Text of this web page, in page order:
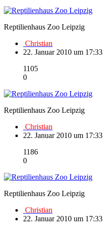
Reptilienhaus Zoo Leipzig
Christian
22. Januar 2010 um 17:33
1105
0
Reptilienhaus Zoo Leipzig
Christian
22. Januar 2010 um 17:33
1186
0
Reptilienhaus Zoo Leipzig
Christian
22. Januar 2010 um 17:33